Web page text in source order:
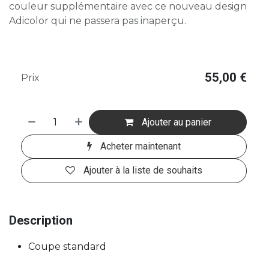
couleur supplémentaire avec ce nouveau design
Adicolor qui ne passera pas inaperçu.
Ajouter au panier
Acheter maintenant
Ajouter à la liste de souhaits
Prix 55,00 €
Description
Coupe standard